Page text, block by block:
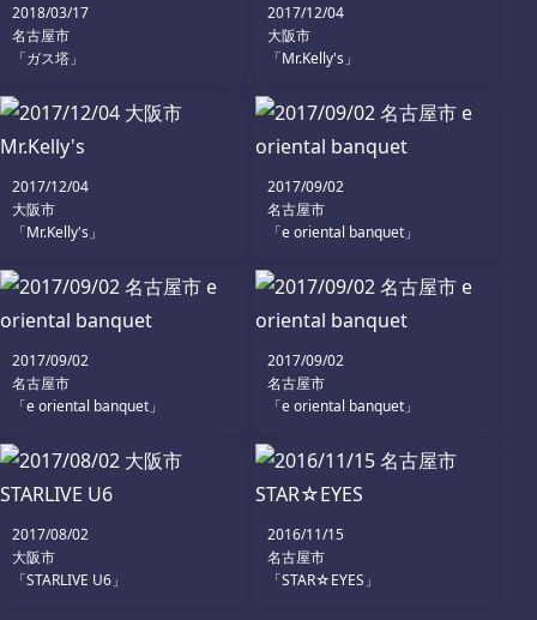
2018/03/17
名古屋市
「ガス塔」
2017/12/04
大阪市
「Mr.Kelly's」
2017/12/04
大阪市
「Mr.Kelly's」
2017/09/02
名古屋市
「e oriental banquet」
2017/09/02
名古屋市
「e oriental banquet」
2017/09/02
名古屋市
「e oriental banquet」
2017/08/02
大阪市
「STARLIVE U6」
2016/11/15
名古屋市
「STAR☆EYES」